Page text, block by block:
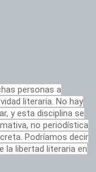
personas a
literaria. No hay
y esta disciplina se
no periodística
Podríamos decir
la libertad literaria en